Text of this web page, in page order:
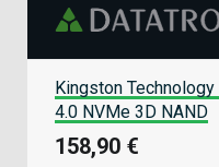
Kingston
4.0 NVMe 3D NAND
158,90 €